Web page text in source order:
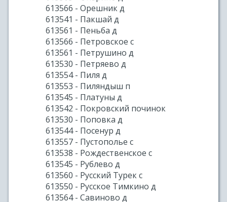
613566 - Орешник д
613541 - Пакшай д
613561 - Пеньба д
613566 - Петровское с
613561 - Петрушино д
613530 - Петряево д
613554 - Пиля д
613553 - Пиляндыш п
613545 - Платуны д
613542 - Покровский починок
613530 - Поповка д
613544 - Посенур д
613557 - Пустополье с
613538 - Рождественское с
613545 - Рублево д
613560 - Русский Турек с
613550 - Русское Тимкино д
613564 - Савиново д